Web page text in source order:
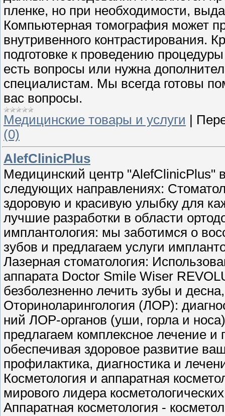
пленке, но при необходимости,
Компьютерная томография может
внутривенного контрастирования.
подготовке к проведению
есть вопросы или нужна
специалистам. Мы всегда готовы
вас вопросы.
Медицинские товары и услуги
(0)
AlefClinicPlus
Медицинский центр "AlefClinicPlus"
следующих направлениях:
здоровую и красивую улыбку для
лучшие разработки в области
имплантология: мы заботимся о
зубов и предлагаем услуги
Лазерная стоматология:
аппарата Doctor Smile Wiser
безболезненно лечить зубы и
Оториноларингология (ЛОР):
ний ЛОР-органов (уши, горла и
предлагаем комплексное лечение
обеспечивая здоровое развитие
профилактика, диагностика и
Косметология и аппаратная
мирового лидера
Аппаратная косметология -